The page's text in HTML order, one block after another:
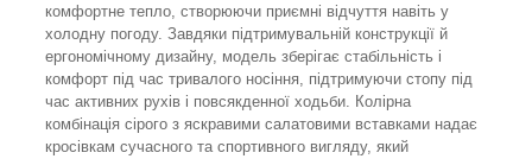
комфортне тепло, створюючи приємні відчуття навіть у
холодну погоду. Завдяки підтримувальній конструкції й
ергономічному дизайну, модель зберігає стабільність і
комфорт під час тривалого носіння, підтримуючи стопу під
час активних рухів і повсякденної ходьби. Колірна
комбінація сірого з яскравими салатовими вставками надає
кросівкам сучасного та спортивного вигляду, який